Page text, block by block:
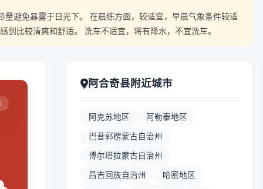
避免暴露于日光下。 在晨练方面，较适宜，早晨气象条件较适
比较清爽和舒适。 洗车不适宜，将有降水，不宜洗车。
阿合奇县附近城市
阿克苏地区 阿勒泰地区
巴音郭楞蒙古自治州
博尔塔拉蒙古自治州
昌吉回族自治州 哈密地区